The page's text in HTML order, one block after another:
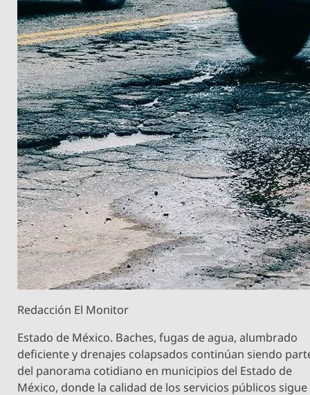
Redacción El Monitor
Estado de México. Baches, fugas de agua, alumbrado
deficiente y drenajes colapsados continúan siendo
del panorama cotidiano en municipios del Estado de
México, donde la calidad de los servicios públicos sigue